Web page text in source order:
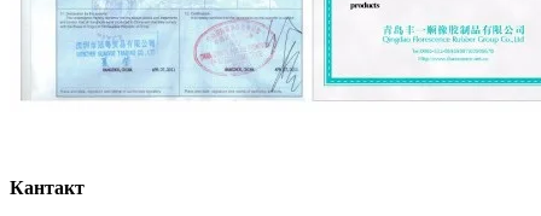
Кантакт